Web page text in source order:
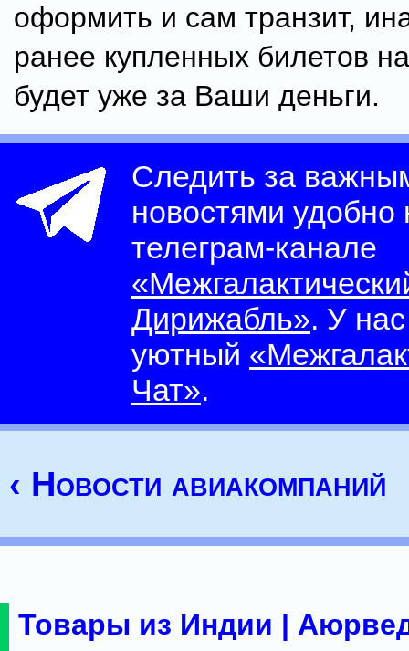
оформить и сам транзит,
ранее купленных билетов
будет уже за Ваши деньги.
Следить за
новостями
телеграм-канале
Дирижабль». У
уютный
Чат».
‹ Новости авиакомпаний
Товары из Индии |